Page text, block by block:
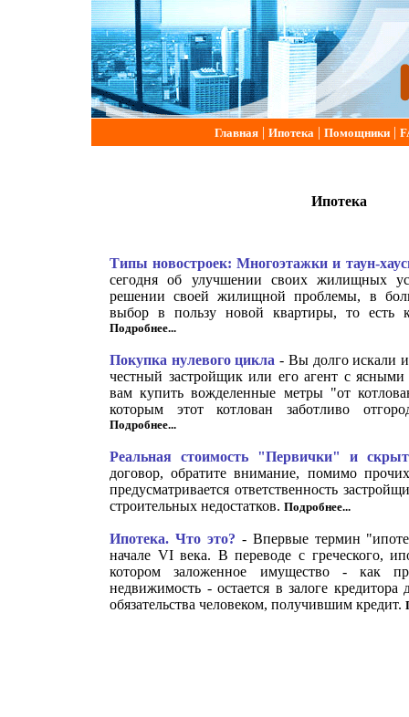
Главная| Ипотека | Помощники|
Ипотека
Типы новостроек: Многоэтажки и таун-
сегодня об улучшении своих жилищных
решении своей жилищной проблемы, в
выбор в пользу новой квартиры, то есть
Подробнее...
Покупка нулевого цикла - Вы долго искали
честный застройщик или его агент с ясными
вам купить вожделенные метры "от
которым этот котлован заботливо
Подробнее...
Реальная стоимость "Первички" и
договор, обратите внимание, помимо
предусматривается ответственность
строительных недостатков. Подробнее...
Ипотека. Что это? - Впервые термин
начале VI века. В переводе с греческого,
котором заложенное имущество - как
недвижимость - остается в залоге
обязательства человеком, получившим кредит.